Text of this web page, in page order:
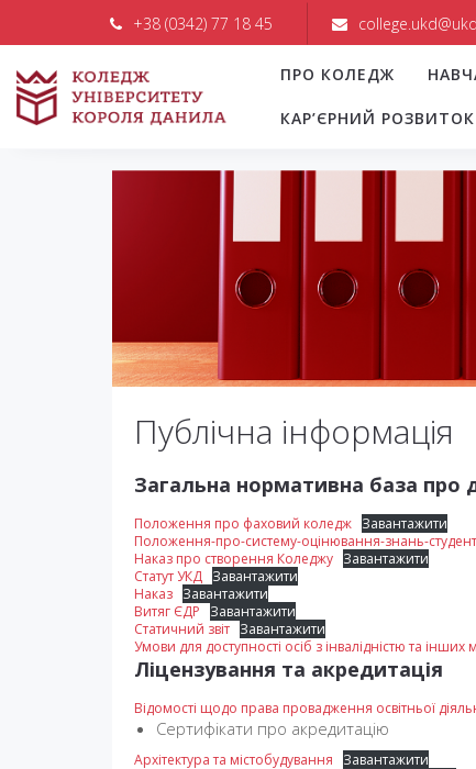
+38 (0342) 77 18 45
ПРО КОЛЕДЖ
КАР’ЄРНИЙ
Публічна інформація
Загальна нормативна база про
Положення про фаховий коледж Завантажити
Положення-про-систему-оцінювання-знань-
Наказ про створення Коледжу Завантажити
Статут УКД Завантажити
Наказ Завантажити
Витяг ЄДР
Завантажити
Статичний звіт Завантажити
Умови для доступності осіб з інвалідністю та
Ліцензування та акредитація
Відомості щодо права провадження освітньої
Сертифікати про акредитацію
Архітектура та містобудування
Завантажити